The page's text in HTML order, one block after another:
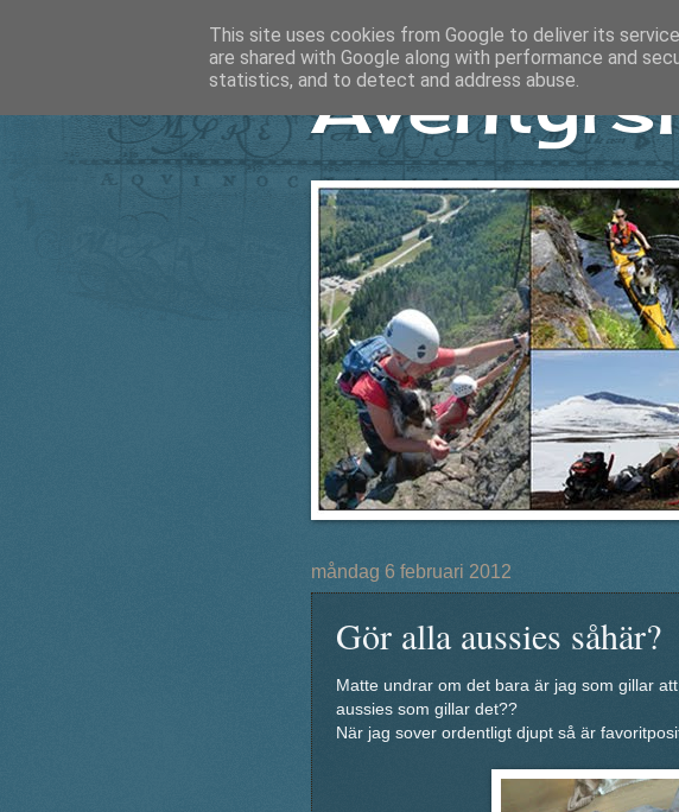
måndag 6 februari 2012
Gör alla aussies såhär?
Matte undrar om det bara är jag som gillar
aussies som gillar det??
När jag sover ordentligt djupt så är
This site uses cookies from Google to deliver its
are shared with Google along with performance and
statistics, and to detect and address abuse.